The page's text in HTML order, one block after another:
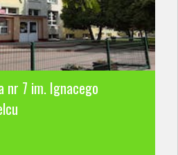
nr 7 im. Ignacego